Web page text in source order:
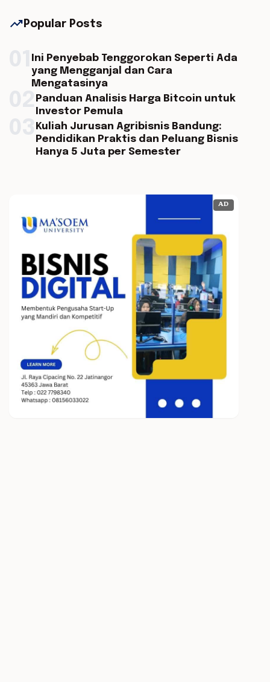
trending_up Popular Posts
Ini Penyebab Tenggorokan Seperti Ada
yang Mengganjal dan Cara
Mengatasinya
Panduan Analisis Harga Bitcoin untuk
Investor Pemula
Kuliah Jurusan Agribisnis Bandung:
Pendidikan Praktis dan Peluang Bisnis
Hanya 5 Juta per Semester
AD